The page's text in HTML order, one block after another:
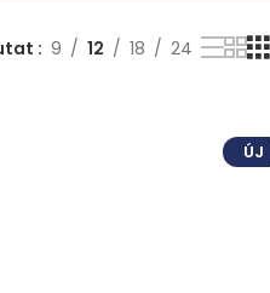
9 12 18 24
ÚJ